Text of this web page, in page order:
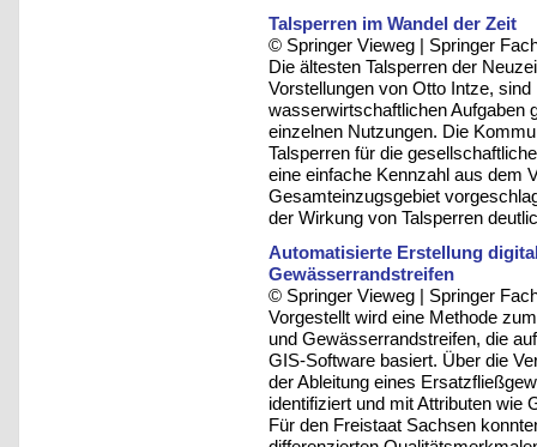
Talsperren im Wandel der Zeit
© Springer Vieweg | Springer
Die ältesten Talsperren der
Vorstellungen von Otto Intze,
wasserwirtschaftlichen Aufgaben
einzelnen Nutzungen. Die
Talsperren für die
eine einfache Kennzahl aus dem
Gesamteinzugsgebiet
der Wirkung von Talsperren
Automatisierte Erstellung
Gewässerrandstreifen
© Springer Vieweg | Springer
Vorgestellt wird eine Methode
und Gewässerrandstreifen, die
GIS-Software basiert. Über die
der Ableitung eines
identifiziert und mit Attributen wie
Für den Freistaat Sachsen